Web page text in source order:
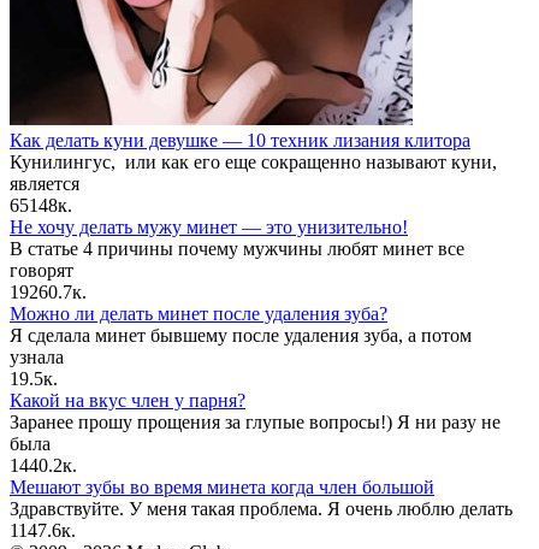
Как делать куни девушке — 10 техник лизания клитора
Кунилингус, или как его еще сокращенно называют куни,
является
65148к.
Не хочу делать мужу минет — это унизительно!
В статье 4 причины почему мужчины любят минет все
говорят
19260.7к.
Можно ли делать минет после удаления зуба?
Я сделала минет бывшему после удаления зуба, а потом
узнала
19.5к.
Какой на вкус член у парня?
Заранее прошу прощения за глупые вопросы!) Я ни разу не
была
1440.2к.
Мешают зубы во время минета когда член большой
Здравствуйте. У меня такая проблема. Я очень люблю делать
1147.6к.